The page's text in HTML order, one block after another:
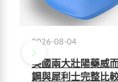
2026-08-04
美國兩大壯陽藥威而
鋼與犀利士完整比